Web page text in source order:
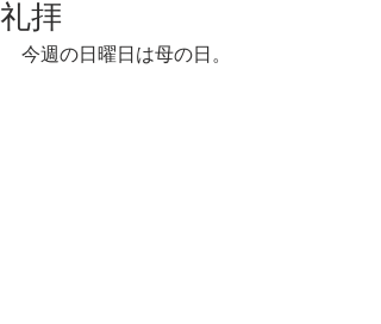
礼拝
今週の日曜日は母の日。